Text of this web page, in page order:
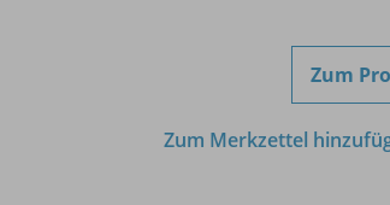
Zum
Zum Merkzettel